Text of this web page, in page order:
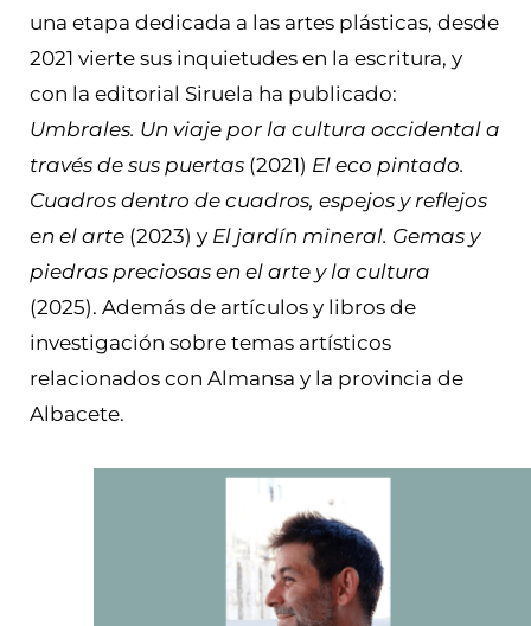
una etapa dedicada a las artes plásticas, desde
2021 vierte sus inquietudes en la escritura, y
con la editorial Siruela ha publicado:
Umbrales. Un viaje por la cultura occidental a
través de sus puertas (2021) El eco pintado.
Cuadros dentro de cuadros, espejos y reflejos
en el arte (2023) y El jardín mineral. Gemas y
piedras preciosas en el arte y la cultura
(2025). Además de artículos y libros de
investigación sobre temas artísticos
relacionados con Almansa y la provincia de
Albacete.